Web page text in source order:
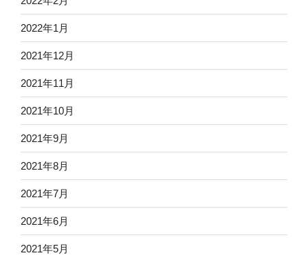
2022年1月
2021年12月
2021年11月
2021年10月
2021年9月
2021年8月
2021年7月
2021年6月
2021年5月